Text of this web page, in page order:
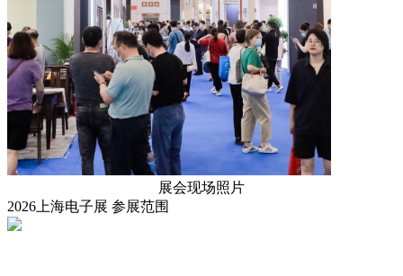
展会现场照片
2026上海电子展 参展范围